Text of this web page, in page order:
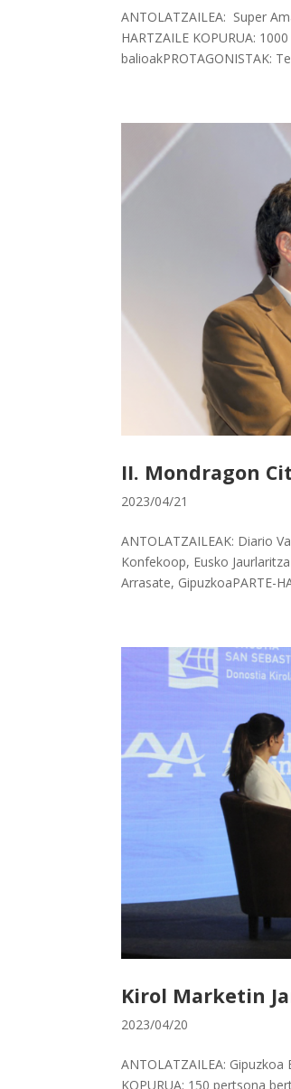
ANTOLATZAILEA: Super
HARTZAILE KOPURUA:
balioakPROTAGONISTAK:
II. Mondragon
2023/04/21
ANTOLATZAILEAK: Diario
Konfekoop, Eusko
Arrasate, GipuzkoaPARTE-
Kirol Marketin
2023/04/20
ANTOLATZAILEA:
KOPURUA: 150 pertsona